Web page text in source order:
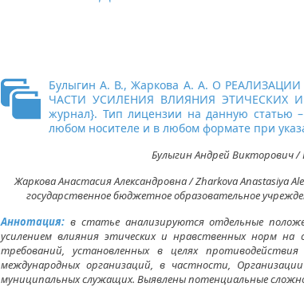
Булыгин А. В., Жаркова А. А. О
ЧАСТИ УСИЛЕНИЯ ВЛИЯНИЯ ЭТИЧЕСКИХ
журнал}. Тип лицензии на данную статью
любом носителе и в любом формате при
Булыгин Андрей Викторович /
Жаркова Анастасия Александровна / Zharkova Anastasiya
государственное бюджетное образовательное
Аннотация: в статье анализируются отдельные
усилением влияния этических и нравственных норм
требований, установленных в целях
международных организаций, в частности,
муниципальных служащих. Выявлены потенциальные